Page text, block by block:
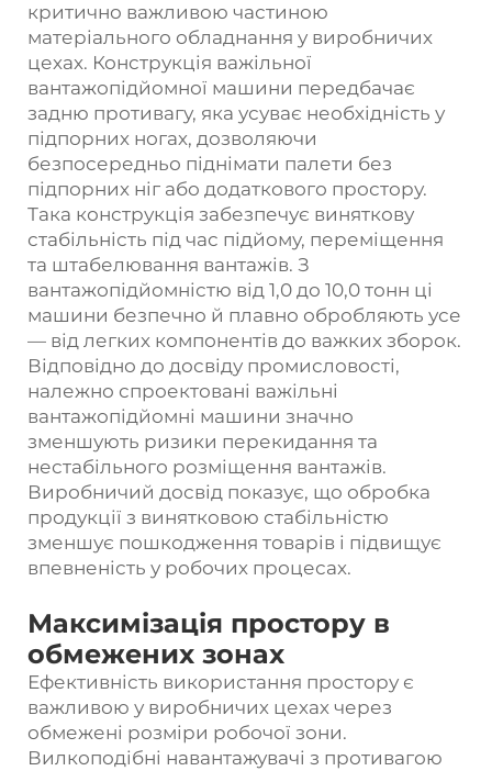
критично важливою частиною
матеріального обладнання у виробничих
цехах. Конструкція важільної
вантажопідйомної машини передбачає
задню противагу, яка усуває необхідність у
підпорних ногах, дозволяючи
безпосередньо піднімати палети без
підпорних ніг або додаткового простору.
Така конструкція забезпечує виняткову
стабільність під час підйому, переміщення
та штабелювання вантажів. З
вантажопідйомністю від 1,0 до 10,0 тонн ці
машини безпечно й плавно обробляють усе
— від легких компонентів до важких зборок.
Відповідно до досвіду промисловості,
належно спроектовані важільні
вантажопідйомні машини значно
зменшують ризики перекидання та
нестабільного розміщення вантажів.
Виробничий досвід показує, що обробка
продукції з винятковою стабільністю
зменшує пошкодження товарів і підвищує
впевненість у робочих процесах.
Максимізація простору в
обмежених зонах
Ефективність використання простору є
важливою у виробничих цехах через
обмежені розміри робочої зони.
Вилкоподібні навантажувачі з противагою